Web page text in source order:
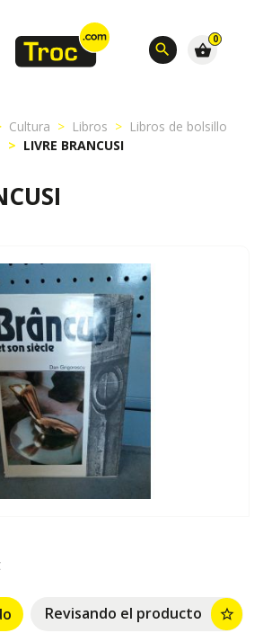
search
0
shopping_basket
Cultura Libros
Libros de bolsillo
LIVRE BRANCUSI
Revisando el producto star_border